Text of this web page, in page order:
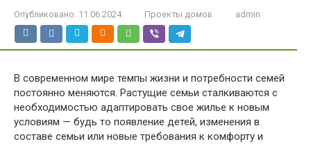
Опубликовано: 11.06.2024 Проекты домов admin
В современном мире темпы жизни и потребности семей
постоянно меняются. Растущие семьи сталкиваются с
необходимостью адаптировать свое жилье к новым
условиям — будь то появление детей, изменения в
составе семьи или новые требования к комфорту и